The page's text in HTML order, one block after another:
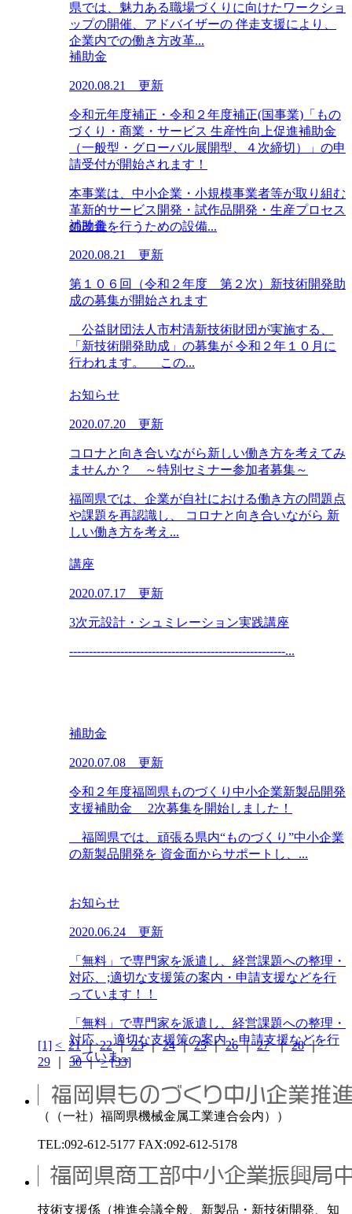
県では、魅力ある職場づくりに向けたワークショ
ップの開催、アドバイザーの 伴走支援により、
企業内での働き方改革...
補助金
2020.08.21 更新
令和元年度補正・令和２年度補正(国事業)「もの
づくり・商業・サービス 生産性向上促進補助金
（一般型・グローバル展開型、４次締切）」の申
請受付が開始されます！
本事業は、中小企業・小規模事業者等が取り組む
革新的サービス開発・試作品開発・生産プロセス
の改善を行うための設備...
補助金
2020.08.21 更新
第１０６回（令和２年度 第２次）新技術開発助
成の募集が開始されます
公益財団法人市村清新技術財団が実施する、
「新技術開発助成」の募集が 令和２年１０月に
行われます。 この...
お知らせ
2020.07.20 更新
コロナと向き合いながら新しい働き方を考えてみ
ませんか？ ～特別セミナー参加者募集～
福岡県では、企業が自社における働き方の問題点
や課題を再認識し、 コロナと向き合いながら 新
しい働き方を考え...
講座
2020.07.17 更新
3次元設計・シュミレーション実践講座
-------------------------------------------------------...
補助金
2020.07.08 更新
令和２年度福岡県ものづくり中小企業新製品開発
支援補助金 2次募集を開始しました！
福岡県では、頑張る県内“ものづくり”中小企業
の新製品開発を 資金面からサポートし、...
お知らせ
2020.06.24 更新
「無料」で専門家を派遣し、経営課題への整理・
対応、;適切な支援策の案内・申請支援などを行
っています！！
「無料」で専門家を派遣し、経営課題への整理・
対応、 適切な支援策の案内・申請支援などを行
っていま...
[1] < 21｜22｜23｜24｜25｜26｜27｜28｜
29
30｜> [33]
（（一社）福岡県機械金属工業連合会内））
TEL:092-612-5177 FAX:092-612-5178
技術支援係（推進会議全般、新製品・新技術開発、知